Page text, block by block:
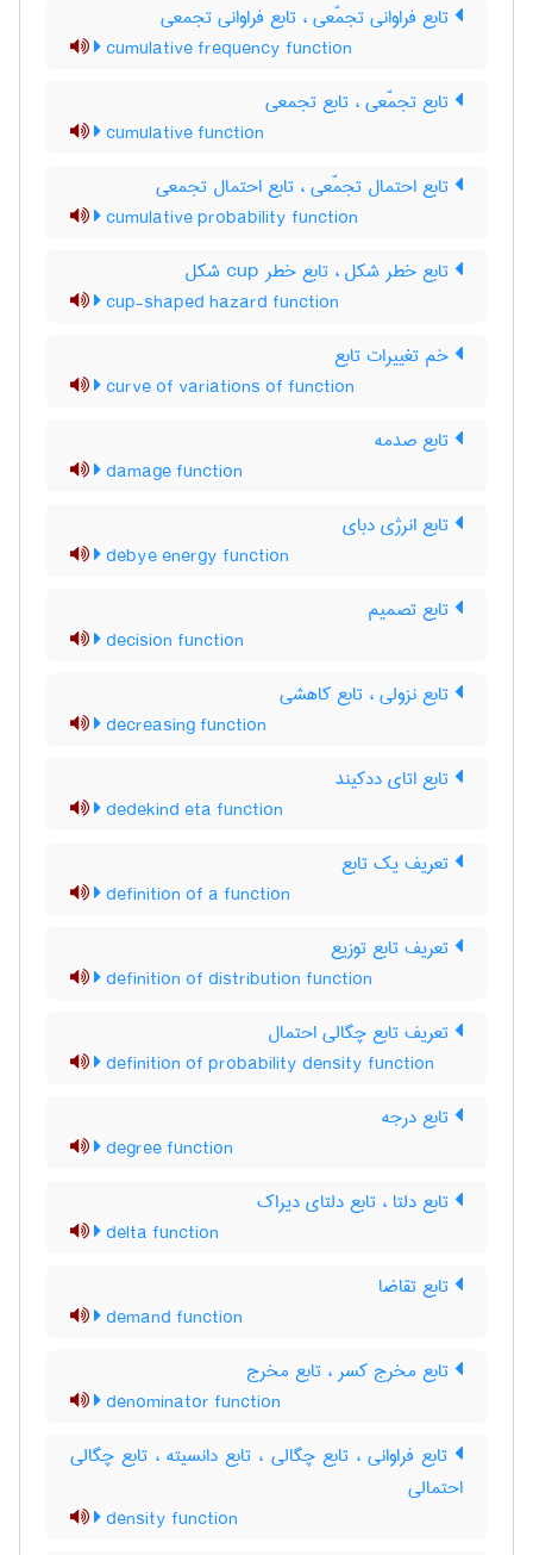
تابع فراوانی تجمّعی ، تابع فراوانی تجمعی
cumulative frequency function
تابع تجمّعی ، تابع تجمعی
cumulative function
تابع احتمال تجمّعی ، تابع احتمال تجمعی
cumulative probability function
تابع خطر شکل ، تابع خطر ‌c‌u‌p شکل
cup-shaped hazard function
خم تغییرات تابع
curve of variations of function
تابع صدمه
damage function
تابع انرژی دبای
debye energy function
تابع تصمیم
decision function
تابع نزولی ، تابع کاهشی
decreasing function
تابع اتای ددکیند
dedekind eta function
تعریف یک تابع
definition of a function
تعریف تابع توزیع
definition of distribution function
تعریف تابع چگالی احتمال
definition of probability density function
تابع درجه
degree function
تابع دلتا ، تابع دلتای دیراک
delta function
تابع تقاضا
demand function
تابع مخرج کسر ، تابع مخرج
denominator function
تابع فراوانی ، تابع چگالی ، تابع دانسیته ، تابع چگالی
احتمالی
density function